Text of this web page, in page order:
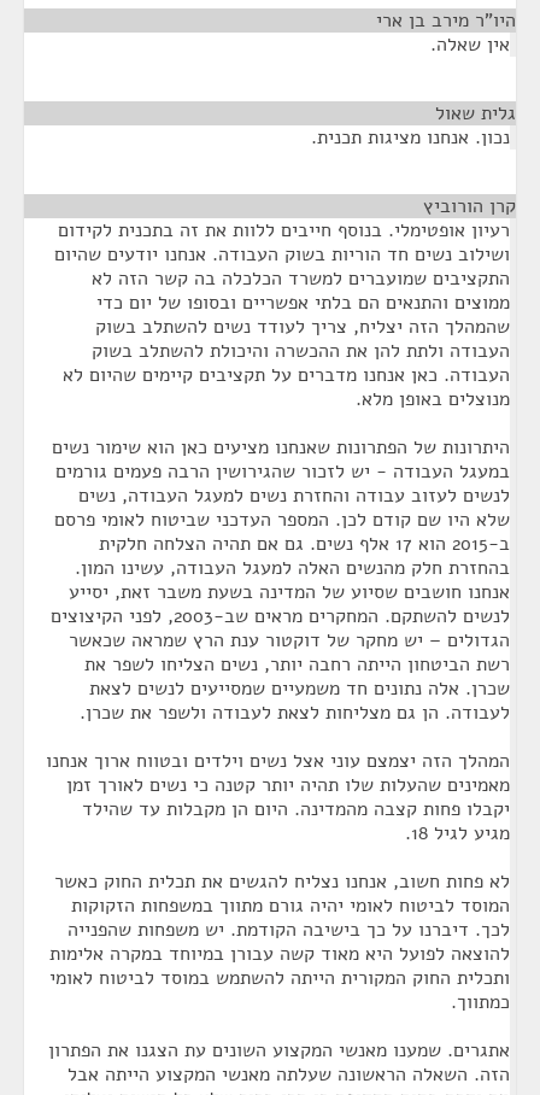
היו"ר מירב בן ארי
אין שאלה.
גלית שאול
נכון. אנחנו מציגות תכנית.
קרן הורוביץ
רעיון אופטימלי. בנוסף חייבים ללוות את זה בתכנית לקידום
ושילוב נשים חד הוריות בשוק העבודה. אנחנו יודעים שהיום
התקציבים שמועברים למשרד הכלכלה בה קשר הזה לא
ממוצים והתנאים הם בלתי אפשריים ובסופו של יום כדי
שהמהלך הזה יצליח, צריך לעודד נשים להשתלב בשוק
העבודה ולתת להן את ההכשרה והיכולת להשתלב בשוק
העבודה. כאן אנחנו מדברים על תקציבים קיימים שהיום לא
מנוצלים באופן מלא.
היתרונות של הפתרונות שאנחנו מציעים כאן הוא שימור נשים
במעגל העבודה - יש לזכור שהגירושין הרבה פעמים גורמים
לנשים לעזוב עבודה והחזרת נשים למעגל העבודה, נשים
שלא היו שם קודם לכן. המספר העדכני שביטוח לאומי פרסם
ב-2015 הוא 17 אלף נשים. גם אם תהיה הצלחה חלקית
בהחזרת חלק מהנשים האלה למעגל העבודה, עשינו המון.
אנחנו חושבים שסיוע של המדינה בשעת משבר זאת, יסייע
לנשים להשתקם. המחקרים מראים שב-2003, לפני הקיצוצים
הגדולים – יש מחקר של דוקטור ענת הרץ שמראה שכאשר
רשת הביטחון הייתה רחבה יותר, נשים הצליחו לשפר את
שכרן. אלה נתונים חד משמעיים שמסייעים לנשים לצאת
לעבודה. הן גם מצליחות לצאת לעבודה ולשפר את שכרן.
המהלך הזה יצמצם עוני אצל נשים וילדים ובטווח ארוך אנחנו
מאמינים שהעלות שלו תהיה יותר קטנה כי נשים לאורך זמן
יקבלו פחות קצבה מהמדינה. היום הן מקבלות עד שהילד
מגיע לגיל 18.
לא פחות חשוב, אנחנו נצליח להגשים את תכלית החוק כאשר
המוסד לביטוח לאומי יהיה גורם מתווך במשפחות הזקוקות
לכך. דיברנו על כך בישיבה הקודמת. יש משפחות שהפנייה
להוצאה לפועל היא מאוד קשה עבורן במיוחד במקרה אלימות
ותכלית החוק המקורית הייתה להשתמש במוסד לביטוח לאומי
כמתווך.
אתגרים. שמענו מאנשי המקצוע השונים עת הצגנו את הפתרון
הזה. השאלה הראשונה שעלתה מאנשי המקצוע הייתה אבל